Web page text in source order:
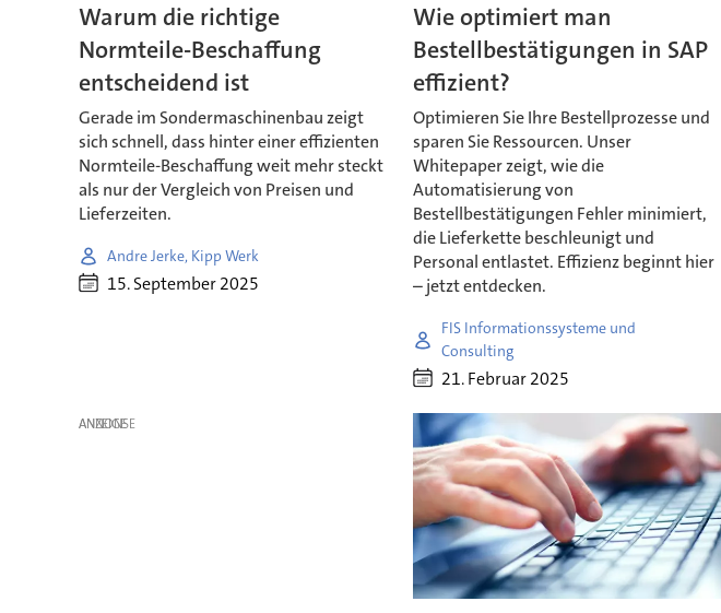
Warum die richtige
Normteile-Beschaffung
entscheidend ist
Gerade im Sondermaschinenbau zeigt
sich schnell, dass hinter einer effizienten
Normteile-Beschaffung weit mehr steckt
als nur der Vergleich von Preisen und
Lieferzeiten.
Andre Jerke, Kipp Werk
15. September 2025
Wie optimiert man
Bestellbestätigungen in SAP
effizient?
Optimieren Sie Ihre Bestellprozesse und
sparen Sie Ressourcen. Unser
Whitepaper zeigt, wie die
Automatisierung von
Bestellbestätigungen Fehler minimiert,
die Lieferkette beschleunigt und
Personal entlastet. Effizienz beginnt hier
– jetzt entdecken.
FIS Informationssysteme und
Consulting
21. Februar 2025
ANZEIGE